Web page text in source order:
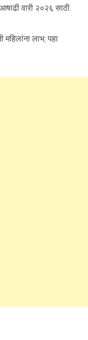
वारी २०२६ साठी
महिलांना लाभ; पहा